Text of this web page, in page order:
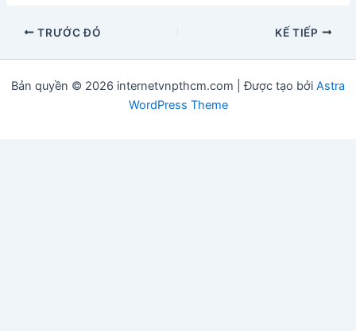
TRƯỚC ĐÓ KẾ TIẾP
Bản quyền © 2026 internetvnpthcm.com | Được tạo bởi Astra
WordPress Theme